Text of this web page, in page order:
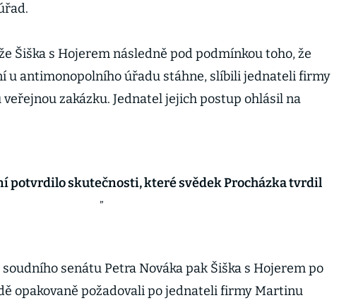
Šiška s Hojerem následně pod podmínkou toho, že
u antimonopolního úřadu stáhne, slíbili jednateli firmy
zakázku. Jednatel jejich postup ohlásil na
potvrdilo skutečnosti, které svědek Procházka tvrdil
senátu Petra Nováka pak Šiška s Hojerem po
opakovaně požadovali po jednateli firmy Martinu